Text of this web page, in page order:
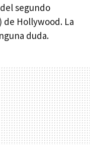
segundo
de Hollywood. La
duda.